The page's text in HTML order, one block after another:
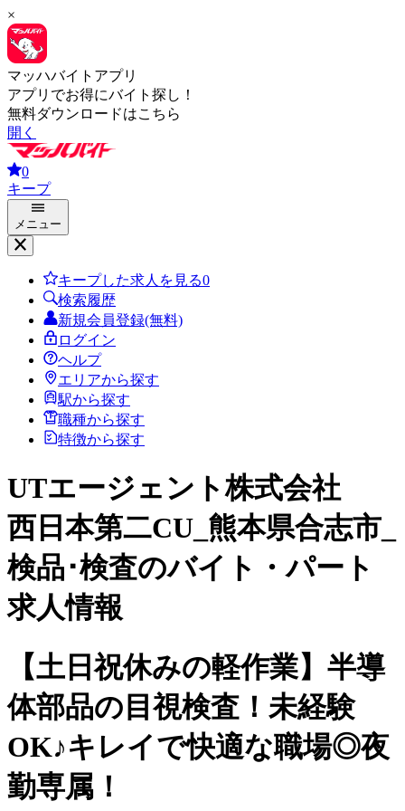
×
マッハバイトアプリ
アプリでお得にバイト探し！
無料ダウンロードはこちら
開く
0
キープ
メニュー
キープした求人を見る0
検索履歴
新規会員登録(無料)
ログイン
ヘルプ
エリアから探す
駅から探す
職種から探す
特徴から探す
UTエージェント株式会社
西日本第二CU_熊本県合志市_
検品･検査のバイト・パート
求人情報
【土日祝休みの軽作業】半導
体部品の目視検査！未経験
OK♪キレイで快適な職場◎夜
勤専属！